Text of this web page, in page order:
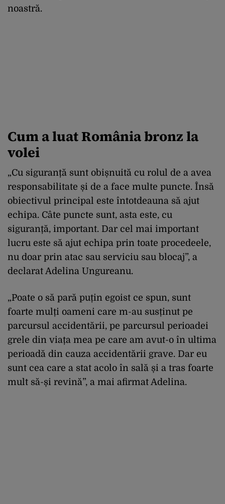
noastră.
Cum a luat România bronz la
volei
„Cu siguranță sunt obișnuită cu rolul de a avea
responsabilitate și de a face multe puncte. Însă
obiectivul principal este întotdeauna să ajut
echipa. Câte puncte sunt, asta este, cu
siguranță, important. Dar cel mai important
lucru este să ajut echipa prin toate procedeele,
nu doar prin atac sau serviciu sau blocaj”, a
declarat Adelina Ungureanu.
„Poate o să pară puțin egoist ce spun, sunt
foarte mulți oameni care m-au susținut pe
parcursul accidentării, pe parcursul perioadei
grele din viața mea pe care am avut-o în ultima
perioadă din cauza accidentării grave. Dar eu
sunt cea care a stat acolo în sală și a tras foarte
mult să-și revină”, a mai afirmat Adelina.